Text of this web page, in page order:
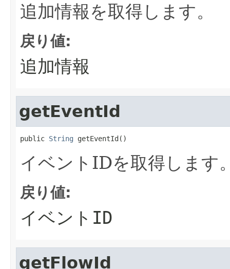
追加情報を取得します。
戻り値:
追加情報
getEventId
public String getEventId()
イベントIDを取得します
戻り値:
イベントID
getFlowId